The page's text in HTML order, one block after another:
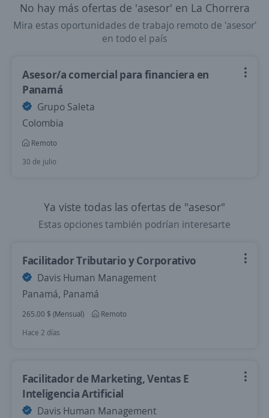
No hay más ofertas de 'asesor' en La Chorrera
Mira estas oportunidades de trabajo remoto de 'asesor'
en todo el país
Asesor/a comercial para financiera en
Panamá
Grupo Saleta
Colombia
Remoto
30 de julio
Ya viste todas las ofertas de "asesor"
Estas opciones también podrían interesarte
Facilitador Tributario y Corporativo
Davis Human Management
Panamá, Panamá
265.00 $ (Mensual)
Remoto
Hace 2 días
Facilitador de Marketing, Ventas E
Inteligencia Artificial
Davis Human Management